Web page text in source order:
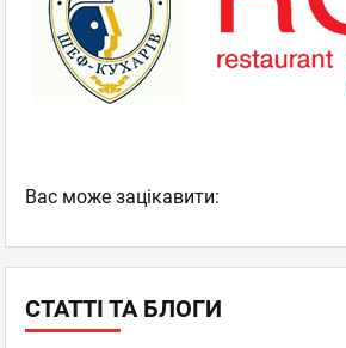
СТАТТІ ТА БЛОГИ
Вас може зацікавити: